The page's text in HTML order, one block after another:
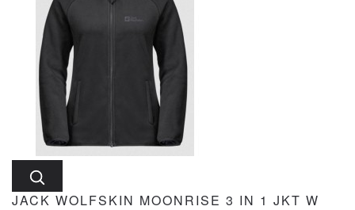
JACK WOLFSKIN MOONRISE 3 IN 1 JKT W